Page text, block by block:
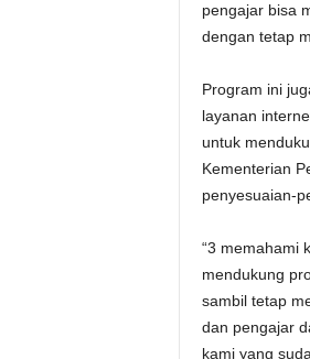
pengajar bisa
dengan tetap
Program ini
layanan
untuk
Kementerian
penyesuaian-
“3 memahami
mendukung
sambil tetap
dan pengajar
kami yang